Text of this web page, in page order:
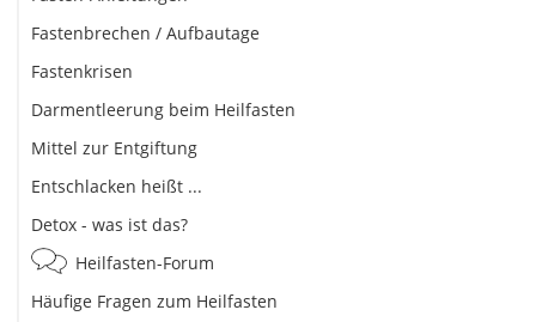
Fastenbrechen / Aufbautage
Fastenkrisen
Darmentleerung beim Heilfasten
Mittel zur Entgiftung
Entschlacken heißt ...
Detox - was ist das?
Heilfasten-Forum
Häufige Fragen zum Heilfasten